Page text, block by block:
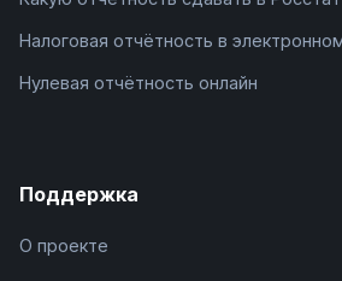
Налоговая отчётность в
Нулевая отчётность онлайн
Поддержка
О проекте